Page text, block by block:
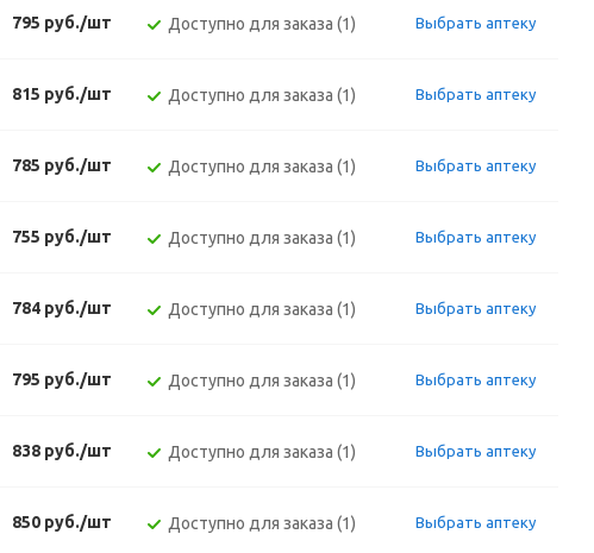
795 руб./шт Доступно для заказа (1) Выбрать аптеку
815 руб./шт Доступно для заказа (1) Выбрать аптеку
785 руб./шт Доступно для заказа (1) Выбрать аптеку
755 руб./шт Доступно для заказа (1) Выбрать аптеку
784 руб./шт Доступно для заказа (1) Выбрать аптеку
795 руб./шт Доступно для заказа (1) Выбрать аптеку
838 руб./шт Доступно для заказа (1) Выбрать аптеку
850 руб./шт Доступно для заказа (1) Выбрать аптеку